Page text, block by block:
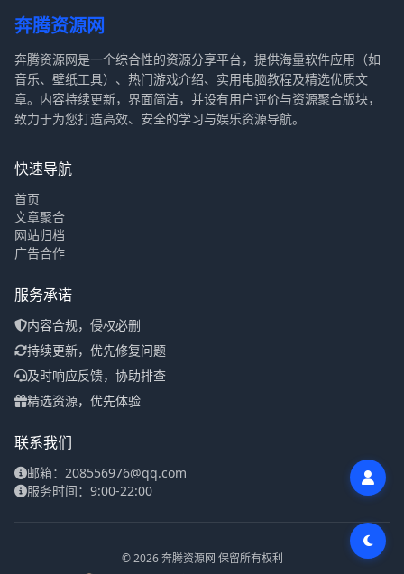
奔腾资源网
奔腾资源网是一个综合性的资源分享平台，提供海量软件应用（如
音乐、壁纸工具）、热门游戏介绍、实用电脑教程及精选优质文
章。内容持续更新，界面简洁，并设有用户评价与资源聚合版块，
致力于为您打造高效、安全的学习与娱乐资源导航。
快速导航
首页
文章聚合
网站归档
广告合作
服务承诺
内容合规，侵权必删
持续更新，优先修复问题
及时响应反馈，协助排查
精选资源，优先体验
联系我们
邮箱：208556976@qq.com
服务时间：9:00-22:00
© 2026 奔腾资源网 保留所有权利